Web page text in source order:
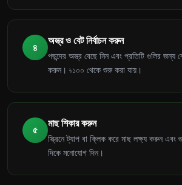
৪
অস্ত্র ও বেট নির্বাচন করুন
পছন্দের অস্ত্র বেছে নিন এবং প্রতিটি গুলির জন্য
করুন। ৳১০০ থেকে শুরু করা যায়।
৫
মাছ শিকার করুন
স্ক্রিনে ট্যাপ বা ক্লিক করে মাছ লক্ষ্য করুন
দিকে মনোযোগ দিন।